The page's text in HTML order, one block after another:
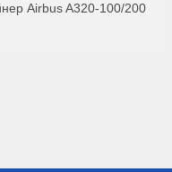
Airbus A320-100/200